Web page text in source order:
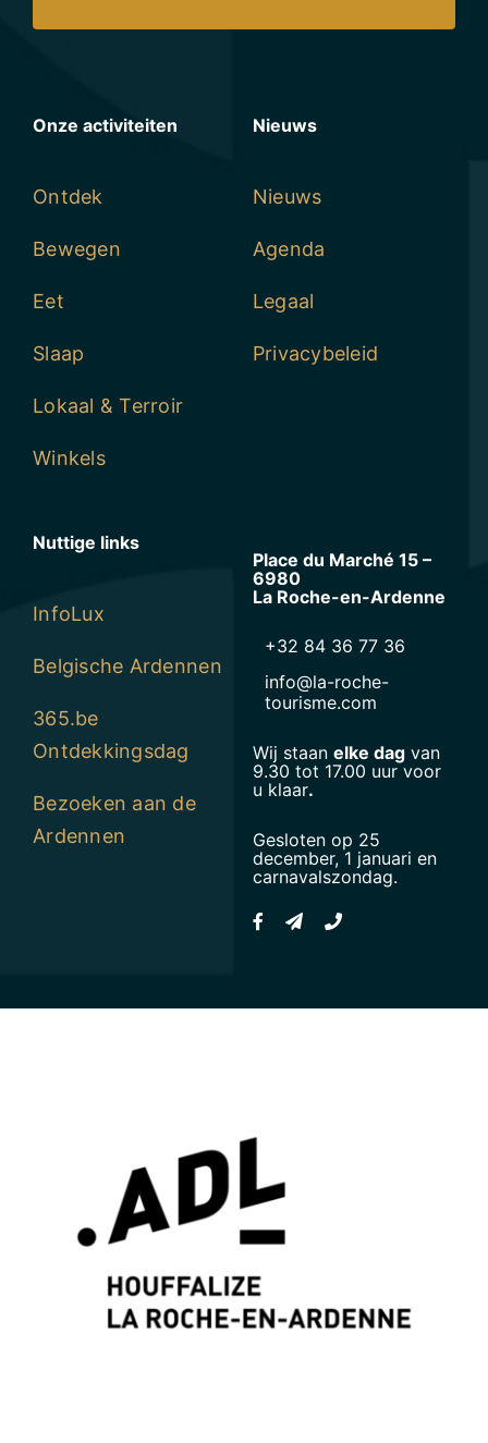
Onze activiteiten
Ontdek
Bewegen
Eet
Slaap
Lokaal & Terroir
Winkels
Nieuws
Nieuws
Agenda
Legaal
Privacybeleid
Nuttige links
InfoLux
Belgische Ardennen
365.be
Ontdekkingsdag
Bezoeken aan de
Ardennen
Place du Marché 15 –
6980
La Roche-en-Ardenne
+32 84 36 77 36
info@la-roche-
tourisme.com
Wij staan elke dagvan
9.30 tot 17.00 uur voor
u klaar.
Gesloten op 25
december, 1 januari en
carnavalszondag.